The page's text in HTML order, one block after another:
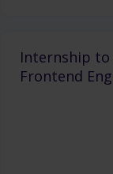
Internship to
Frontend